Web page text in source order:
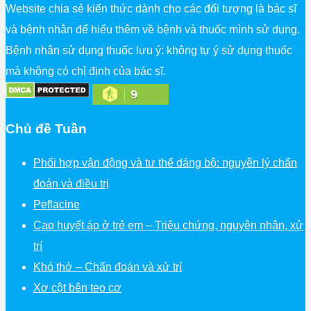
Website chia sẻ kiến thức dành cho các đối tượng là bác sĩ
và bệnh nhân để hiểu thêm về bệnh và thuốc mình sử dụng.
Bệnh nhân sử dụng thuốc lưu ý: không tự ý sử dụng thuốc
mà không có chỉ định của bác sĩ.
9
Chủ đề Tuần
Phối hợp vận động và tư thế dáng bộ: nguyên lý chẩn
đoán và điều trị
Peflacine
Cao huyết áp ở trẻ em – Triệu chứng, nguyên nhân, xử
trí
Khó thở – Chẩn đoán và xử trí
Xơ cột bên teo cơ